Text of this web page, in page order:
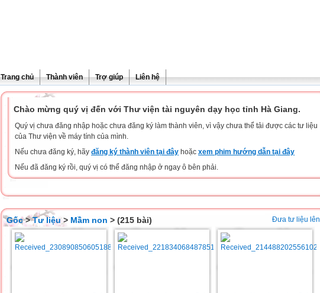
Trang chủ Thành viên Trợ giúp Liên hệ
Chào mừng quý vị đến với Thư viện tài nguyên dạy học tỉnh Hà Giang.
Quý vị chưa đăng nhập hoặc chưa đăng ký làm thành viên, vì vậy chưa thể tải được các tư liệu
của Thư viện về máy tính của mình.
Nếu chưa đăng ký, hãy đăng ký thành viên tại đây hoặc xem phim hướng dẫn tại đây
Nếu đã đăng ký rồi, quý vị có thể đăng nhập ở ngay ô bên phải.
Đưa tư liệu lên
Gốc>Tư liệu> Mầm non > (215 bài)